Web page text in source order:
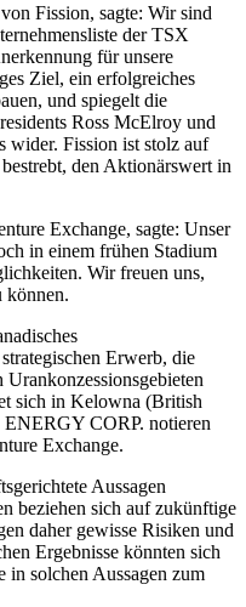
Fission, sagte: Wir sind
der TSX
für unsere
Ziel, ein erfolgreiches
und spiegelt die
Ross McElroy und
wider. Fission ist stolz auf
den Aktionärswert in
Exchange, sagte: Unser
in einem frühen Stadium
Wir freuen uns,
können.
Erwerb, die
sich in Kelowna (British
CORP. notieren
Exchange.
Aussagen
beziehen sich auf zukünftige
daher gewisse Risiken und
Ergebnisse könnten sich
in solchen Aussagen zum